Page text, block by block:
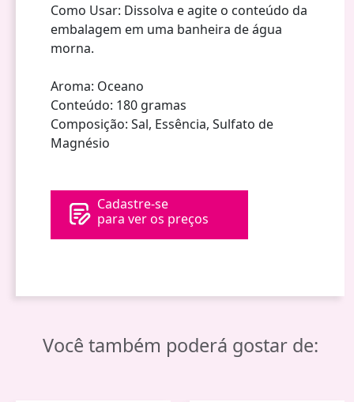
Como Usar: Dissolva e agite o conteúdo da
embalagem em uma banheira de água
morna.
Aroma: Oceano
Conteúdo: 180 gramas
Composição: Sal, Essência, Sulfato de
Magnésio
Cadastre-se
para ver os preços
Você também poderá gostar de: